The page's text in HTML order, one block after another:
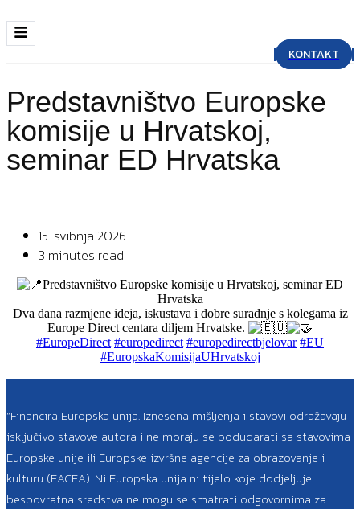
KONTAKT
Predstavništvo Europske
komisije u Hrvatskoj,
seminar ED Hrvatska
15. svibnja 2026.
3 minutes read
Predstavništvo Europske komisije u Hrvatskoj, seminar ED
Hrvatska
Dva dana razmjene ideja, iskustava i dobre suradnje s kolegama iz
Europe Direct centara diljem Hrvatske.
#EuropeDirect #europedirect #europedirectbjelovar #EU
#EuropskaKomisijaUHrvatskoj
“Financira Europska unija. Iznesena mišljenja i stavovi odražavaju
isključivo stavove autora i ne moraju se podudarati sa stavovima
Europske unije ili Europske izvršne agencije za obrazovanje i
kulturu (EACEA). Ni Europska unija ni tijelo koje dodjeljuje
bespovratna sredstva ne mogu se smatrati odgovornima za